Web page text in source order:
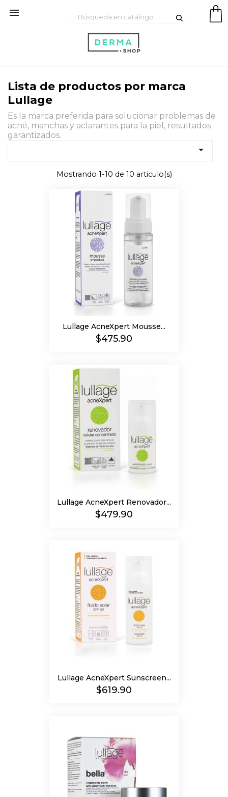

Lista de productos por marca
Lullage
Es la marca preferida para solucionar problemas de
acné, manchas y aclarantes para la piel, resultados
garantizados.

Mostrando 1-10 de 10 articulo(s)
Lullage AcneXpert Mousse...
Precio
$475.90
Lullage AcneXpert Renovador...
Precio
$479.90
Lullage AcneXpert Sunscreen...
Precio
$619.90